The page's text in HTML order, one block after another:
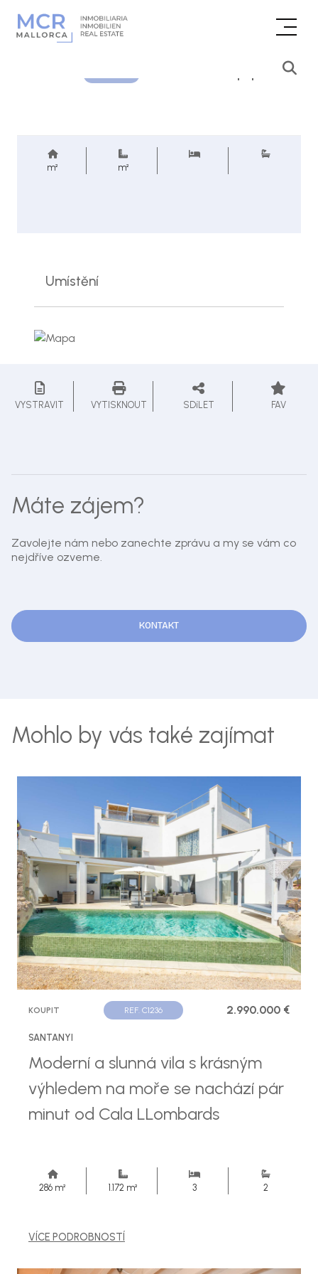
Cenová poptávka
m² m²
Umístění
VYSTRAVIT VYTISKNOUT SDíLET FAV
Máte zájem?
Zavolejte nám nebo zanechte zprávu a my se vám co
nejdříve ozveme.
KONTAKT
Mohlo by vás také zajímat
KOUPIT REF. C1236 2.990.000 €
SANTANYI
Moderní a slunná vila s krásným
výhledem na moře se nachází pár
minut od Cala LLombards
286 m² 1.172 m² 3 2
VÍCE PODROBNOSTÍ